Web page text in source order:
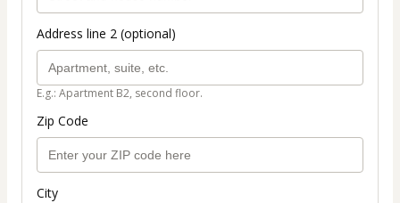
Address line 2 (optional)
E.g.: Apartment B2, second floor.
Zip Code
City